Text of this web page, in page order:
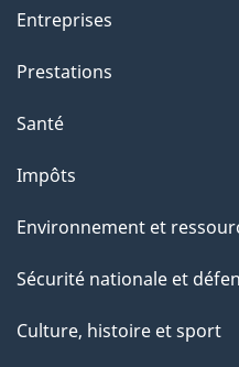
Entreprises
Prestations
Santé
Impôts
Environnement et
Sécurité nationale et
Culture, histoire et sport